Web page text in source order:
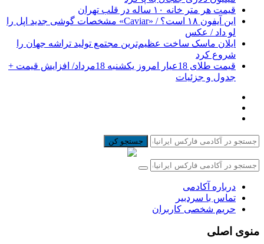
قیمت هر متر خانه ۱۰ ساله در قلب تهران
این آیفون ۱۸ است؟ / «Caviar» مشخصات گوشی جدید اپل را
لو داد / عکس
ایلان ماسک ساخت عظیم‌ترین مجتمع تولید تراشه جهان را
شروع کرد
قیمت طلای 18عیار امروز یکشنبه 18مرداد/ افزایش قیمت +
جدول و جزئیات
جستجو کن
درباره آکادمی
تماس با سردبیر
حریم شخصی کاربران
منوی اصلی